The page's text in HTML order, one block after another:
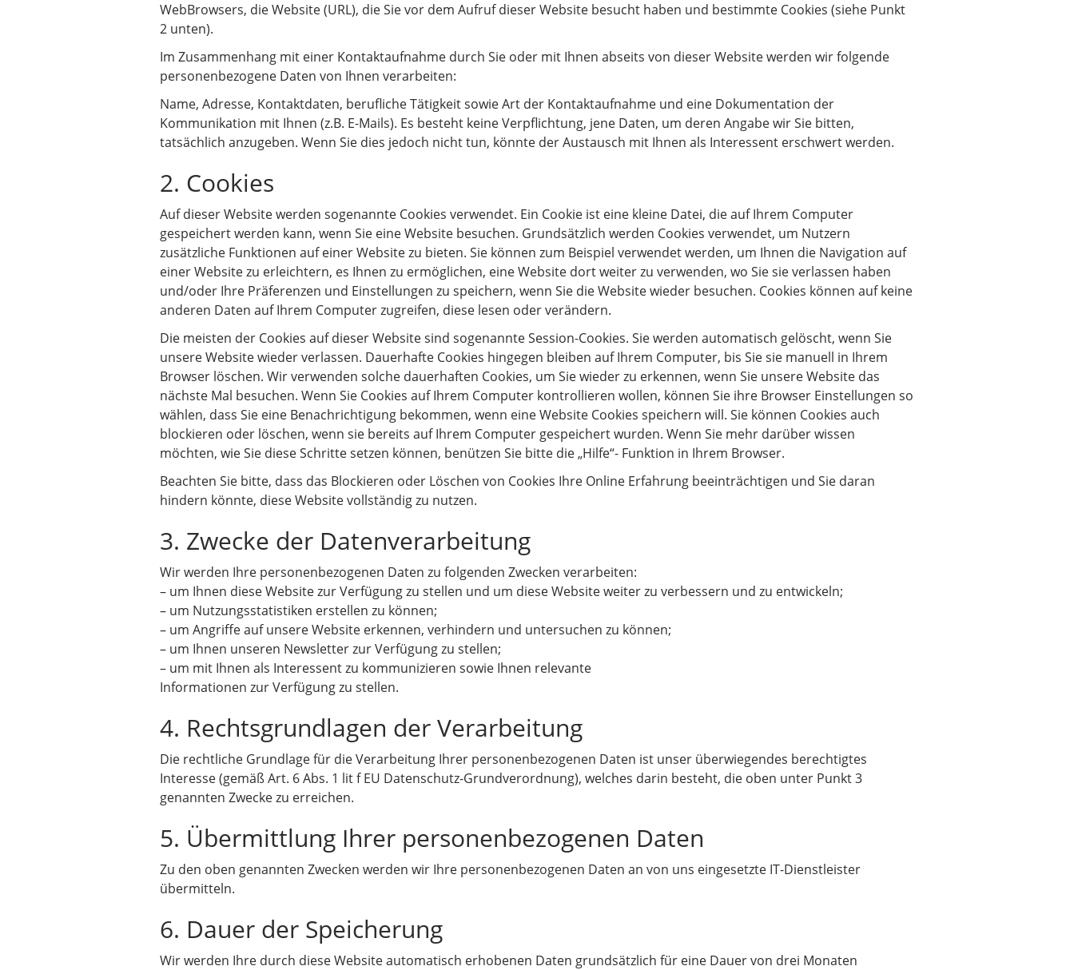
WebBrowsers, die Website (URL), die Sie vor dem Aufruf dieser Website besucht haben und bestimmte Cookies (siehe Punkt
2 unten).
Im Zusammenhang mit einer Kontaktaufnahme durch Sie oder mit Ihnen abseits von dieser Website werden wir folgende
personenbezogene Daten von Ihnen verarbeiten:
Name, Adresse, Kontaktdaten, berufliche Tätigkeit sowie Art der Kontaktaufnahme und eine Dokumentation der
Kommunikation mit Ihnen (z.B. E-Mails). Es besteht keine Verpflichtung, jene Daten, um deren Angabe wir Sie bitten,
tatsächlich anzugeben. Wenn Sie dies jedoch nicht tun, könnte der Austausch mit Ihnen als Interessent erschwert werden.
2. Cookies
Auf dieser Website werden sogenannte Cookies verwendet. Ein Cookie ist eine kleine Datei, die auf Ihrem Computer
gespeichert werden kann, wenn Sie eine Website besuchen. Grundsätzlich werden Cookies verwendet, um Nutzern
zusätzliche Funktionen auf einer Website zu bieten. Sie können zum Beispiel verwendet werden, um Ihnen die Navigation auf
einer Website zu erleichtern, es Ihnen zu ermöglichen, eine Website dort weiter zu verwenden, wo Sie sie verlassen haben
und/oder Ihre Präferenzen und Einstellungen zu speichern, wenn Sie die Website wieder besuchen. Cookies können auf keine
anderen Daten auf Ihrem Computer zugreifen, diese lesen oder verändern.
Die meisten der Cookies auf dieser Website sind sogenannte Session-Cookies. Sie werden automatisch gelöscht, wenn Sie
unsere Website wieder verlassen. Dauerhafte Cookies hingegen bleiben auf Ihrem Computer, bis Sie sie manuell in Ihrem
Browser löschen. Wir verwenden solche dauerhaften Cookies, um Sie wieder zu erkennen, wenn Sie unsere Website das
nächste Mal besuchen. Wenn Sie Cookies auf Ihrem Computer kontrollieren wollen, können Sie ihre Browser Einstellungen so
wählen, dass Sie eine Benachrichtigung bekommen, wenn eine Website Cookies speichern will. Sie können Cookies auch
blockieren oder löschen, wenn sie bereits auf Ihrem Computer gespeichert wurden. Wenn Sie mehr darüber wissen
möchten, wie Sie diese Schritte setzen können, benützen Sie bitte die „Hilfe“- Funktion in Ihrem Browser.
Beachten Sie bitte, dass das Blockieren oder Löschen von Cookies Ihre Online Erfahrung beeinträchtigen und Sie daran
hindern könnte, diese Website vollständig zu nutzen.
3. Zwecke der Datenverarbeitung
Wir werden Ihre personenbezogenen Daten zu folgenden Zwecken verarbeiten:
– um Ihnen diese Website zur Verfügung zu stellen und um diese Website weiter zu verbessern und zu entwickeln;
– um Nutzungsstatistiken erstellen zu können;
– um Angriffe auf unsere Website erkennen, verhindern und untersuchen zu können;
– um Ihnen unseren Newsletter zur Verfügung zu stellen;
– um mit Ihnen als Interessent zu kommunizieren sowie Ihnen relevante
Informationen zur Verfügung zu stellen.
4. Rechtsgrundlagen der Verarbeitung
Die rechtliche Grundlage für die Verarbeitung Ihrer personenbezogenen Daten ist unser überwiegendes berechtigtes
Interesse (gemäß Art. 6 Abs. 1 lit f EU Datenschutz-Grundverordnung), welches darin besteht, die oben unter Punkt 3
genannten Zwecke zu erreichen.
5. Übermittlung Ihrer personenbezogenen Daten
Zu den oben genannten Zwecken werden wir Ihre personenbezogenen Daten an von uns eingesetzte IT-Dienstleister
übermitteln.
6. Dauer der Speicherung
Wir werden Ihre durch diese Website automatisch erhobenen Daten grundsätzlich für eine Dauer von drei Monaten